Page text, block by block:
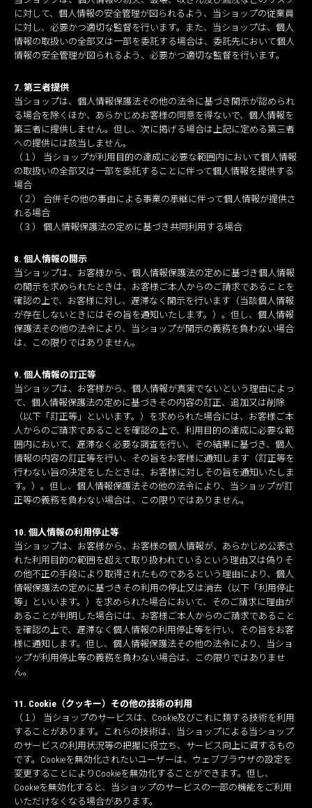
に対して、個人情報の安全管理が図られるよう、当ショップの従業員
に対し、必要かつ適切な監督を行います。また、当ショップは、個人
情報の取扱いの全部又は一部を委託する場合は、委託先において個人
情報の安全管理が図られるよう、必要かつ適切な監督を行います。
7. 第三者提供
当ショップは、個人情報保護法その他の法令に基づき開示が認められ
る場合を除くほか、あらかじめお客様の同意を得ないで、個人情報を
第三者に提供しません。但し、次に掲げる場合は上記に定める第三者
への提供には該当しません。
（１） 当ショップが利用目的の達成に必要な範囲内において個人情報
の取扱いの全部又は一部を委託することに伴って個人情報を提供する
場合
（２） 合併その他の事由による事業の承継に伴って個人情報が提供さ
れる場合
（３） 個人情報保護法の定めに基づき共同利用する場合
8. 個人情報の開示
当ショップは、お客様から、個人情報保護法の定めに基づき個人情報
の開示を求められたときは、お客様ご本人からのご請求であることを
確認の上で、お客様に対し、遅滞なく開示を行います（当該個人情報
が存在しないときにはその旨を通知いたします。）。但し、個人情報
保護法その他の法令により、当ショップが開示の義務を負わない場合
は、この限りではありません。
9. 個人情報の訂正等
当ショップは、お客様から、個人情報が真実でないという理由によっ
て、個人情報保護法の定めに基づきその内容の訂正、追加又は削除
（以下「訂正等」といいます。）を求められた場合には、お客様ご本
人からのご請求であることを確認の上で、利用目的の達成に必要な範
囲内において、遅滞なく必要な調査を行い、その結果に基づき、個人
情報の内容の訂正等を行い、その旨をお客様に通知します（訂正等を
行わない旨の決定をしたときは、お客様に対しその旨を通知いたしま
す。）。但し、個人情報保護法その他の法令により、当ショップが訂
正等の義務を負わない場合は、この限りではありません。
10. 個人情報の利用停止等
当ショップは、お客様から、お客様の個人情報が、あらかじめ公表さ
れた利用目的の範囲を超えて取り扱われているという理由又は偽りそ
の他不正の手段により取得されたものであるという理由により、個人
情報保護法の定めに基づきその利用の停止又は消去（以下「利用停止
等」といいます。）を求められた場合において、そのご請求に理由が
あることが判明した場合には、お客様ご本人からのご請求であること
を確認の上で、遅滞なく個人情報の利用停止等を行い、その旨をお客
様に通知します。但し、個人情報保護法その他の法令により、当ショ
ップが利用停止等の義務を負わない場合は、この限りではありませ
ん。
11. Cookie（クッキー）その他の技術の利用
（１） 当ショップのサービスは、Cookie及びこれに類する技術を利用
することがあります。これらの技術は、当ショップによる当ショップ
のサービスの利用状況等の把握に役立ち、サービス向上に資するもの
です。Cookieを無効化されたいユーザーは、ウェブブラウザの設定を
変更することによりCookieを無効化することができます。但し、
Cookieを無効化すると、当ショップのサービスの一部の機能をご利用
いただけなくなる場合があります。